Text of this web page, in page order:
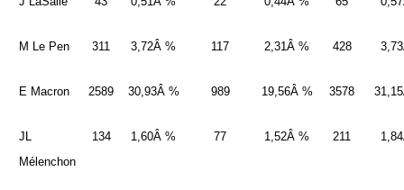
M Le Pen 311 3,72Â % 117 2,31Â % 428
E Macron 2589 30,93Â % 989 19,56Â % 3578
JL
Mélenchon
134 1,60Â % 77 1,52Â % 211